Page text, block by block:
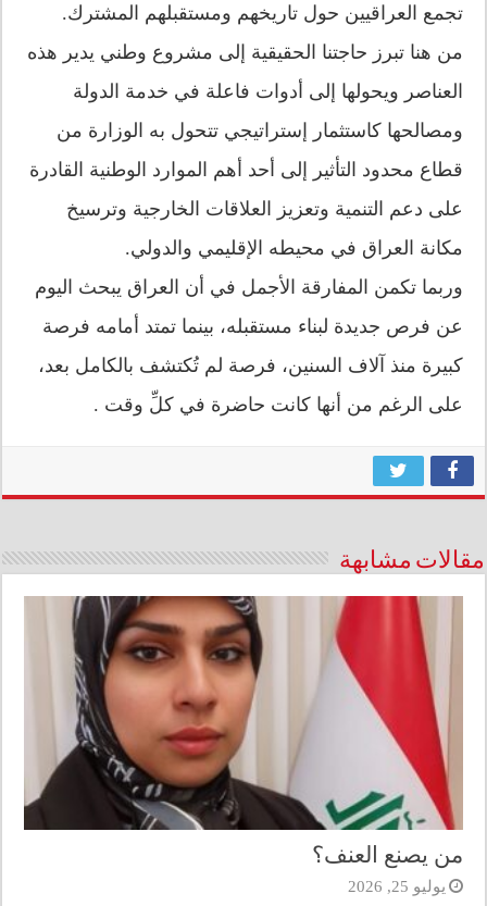
تجمع العراقيين حول تاريخهم ومستقبلهم المشترك.
من هنا تبرز حاجتنا الحقيقية إلى مشروع وطني يدير هذه
العناصر ويحولها إلى أدوات فاعلة في خدمة الدولة
ومصالحها كاستثمار إستراتيجي تتحول به الوزارة من
قطاع محدود التأثير إلى أحد أهم الموارد الوطنية القادرة
على دعم التنمية وتعزيز العلاقات الخارجية وترسيخ
مكانة العراق في محيطه الإقليمي والدولي.
وربما تكمن المفارقة الأجمل في أن العراق يبحث اليوم
عن فرص جديدة لبناء مستقبله، بينما تمتد أمامه فرصة
كبيرة منذ آلاف السنين، فرصة لم تُكتشف بالكامل بعد،
على الرغم من أنها كانت حاضرة في كلِّ وقت .
مقالات مشابهة
من يصنع العنف؟
يوليو 25, 2026